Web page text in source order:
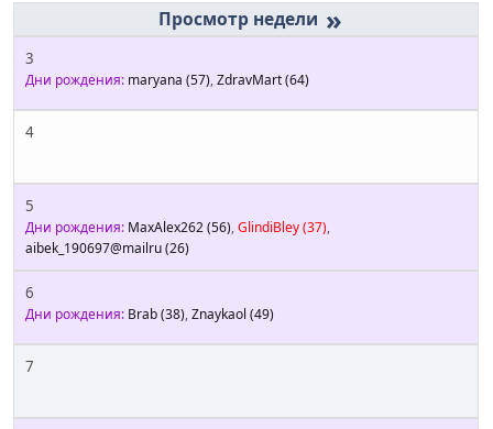
»
3
Дни рождения: maryana (57),ZdravMart(64)
4
5
Дни рождения: MaxAlex262(56),GlindiBley(37),
aibek_190697@mailru(26)
6
Дни рождения: Brab(38),Znaykaol (49)
7